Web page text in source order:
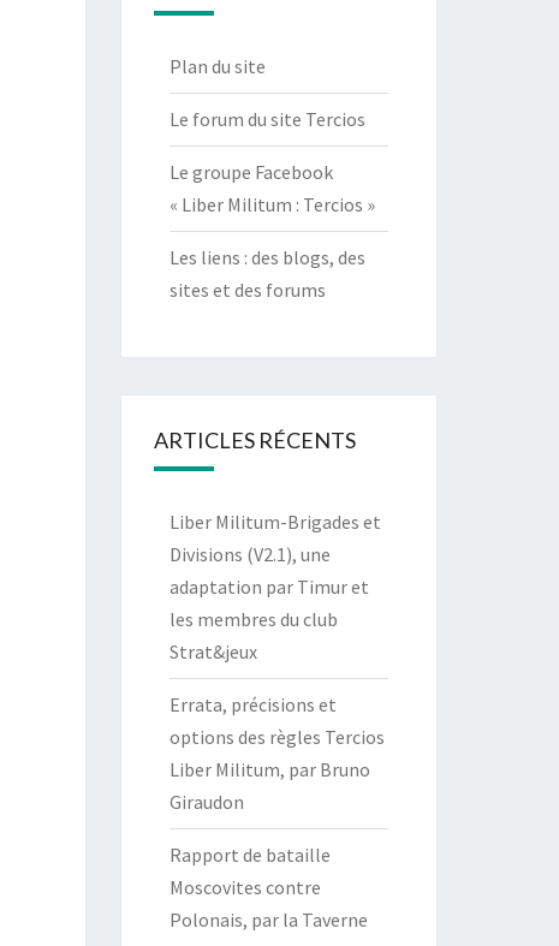
Plan du site
Le forum du site Tercios
Le groupe Facebook
« Liber Militum : Tercios »
Les liens : des blogs, des
sites et des forums
ARTICLES RÉCENTS
Liber Militum-Brigades et
Divisions (V2.1), une
adaptation par Timur et
les membres du club
Strat&jeux
Errata, précisions et
options des règles Tercios
Liber Militum, par Bruno
Giraudon
Rapport de bataille
Moscovites contre
Polonais, par la Taverne